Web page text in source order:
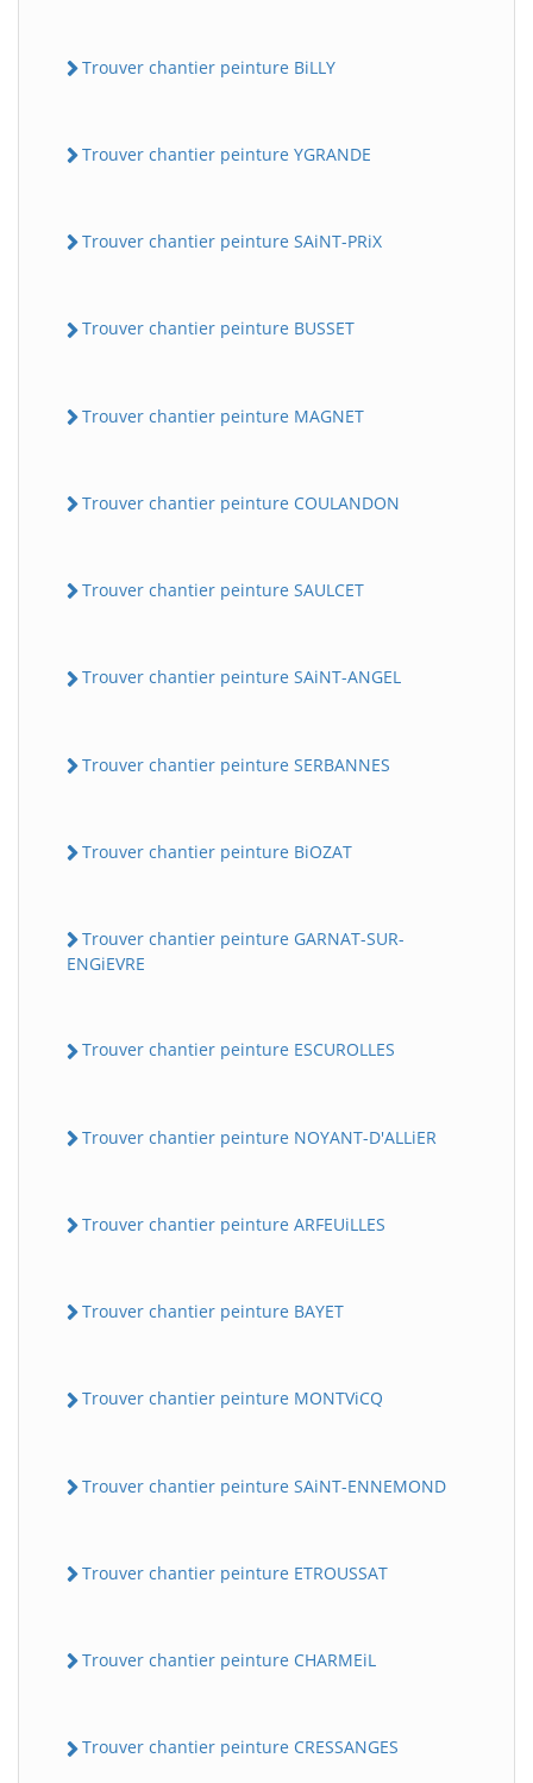
Trouver chantier peinture BiLLY
Trouver chantier peinture YGRANDE
Trouver chantier peinture SAiNT-PRiX
Trouver chantier peinture BUSSET
Trouver chantier peinture MAGNET
Trouver chantier peinture COULANDON
Trouver chantier peinture SAULCET
Trouver chantier peinture SAiNT-ANGEL
Trouver chantier peinture SERBANNES
Trouver chantier peinture BiOZAT
Trouver chantier peinture GARNAT-SUR-
ENGiEVRE
Trouver chantier peinture ESCUROLLES
Trouver chantier peinture NOYANT-D'ALLiER
Trouver chantier peinture ARFEUiLLES
Trouver chantier peinture BAYET
Trouver chantier peinture MONTViCQ
Trouver chantier peinture SAiNT-ENNEMOND
Trouver chantier peinture ETROUSSAT
Trouver chantier peinture CHARMEiL
Trouver chantier peinture CRESSANGES